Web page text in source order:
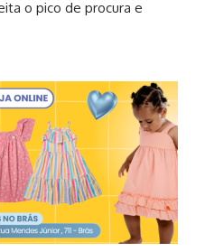
o pico de procura e